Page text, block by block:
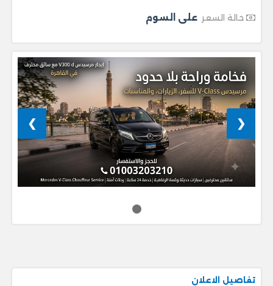
حالة السعر على السوم
❮
❯
تفاصيل الاعلان